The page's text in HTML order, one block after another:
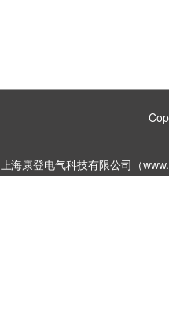
上海康登电气科技有限公司（